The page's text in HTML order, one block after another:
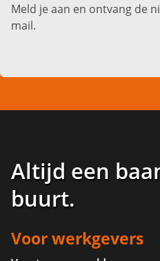
Meld je aan en ontvang de
mail.
Altijd een
buurt.
Voor werkgevers